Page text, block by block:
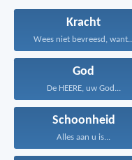
Kracht
Wees niet bevreesd,
God
De HEERE, uw God...
Schoonheid
Alles aan u is...